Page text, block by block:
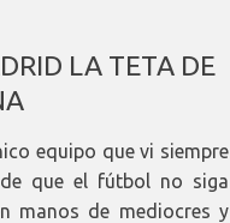
LA TETA DE
equipo que vi siempre
que el fútbol no siga
manos de mediocres y